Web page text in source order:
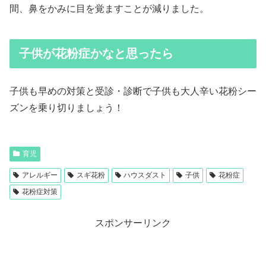
間、鼻をかみに目を覚ますことが減りました。
子供が花粉症かなと思ったら
子供も早めの対策と受診・診断で子供も大人辛い花粉シー
ズンを乗り切りましょう！
育児
アレルギー スギ花粉 ハウスダスト 子供
花粉症
花粉症対策
スポンサーリンク